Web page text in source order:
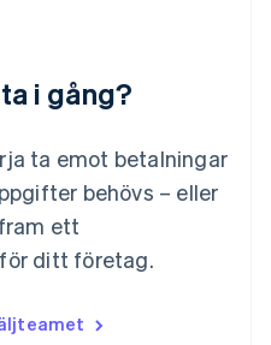
i gång?
ta emot betalningar
behövs – eller
ett
ditt företag.